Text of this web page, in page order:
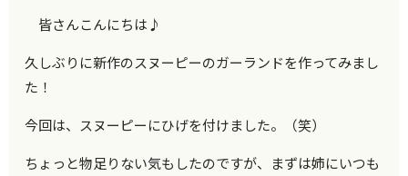
皆さんこんにちは♪
久しぶりに新作のスヌーピーのガーランドを作ってみまし
た！
今回は、スヌーピーにひげを付けました。（笑）
ちょっと物足りない気もしたのですが、まずは姉にいつも